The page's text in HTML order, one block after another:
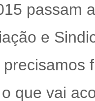
passam
e
que vai